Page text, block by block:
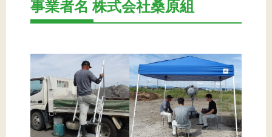
小坂町商工会について
文字サイズ
標準 拡大
事業者名 株式会社桑原組